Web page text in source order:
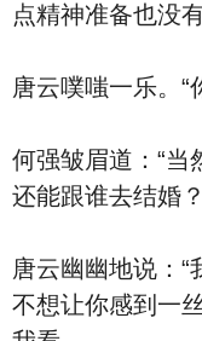
点精神准备也没
唐云噗嗤一乐。“
何强皱眉道：“当
还能跟谁去结婚
唐云幽幽地说：
不想让你感到一